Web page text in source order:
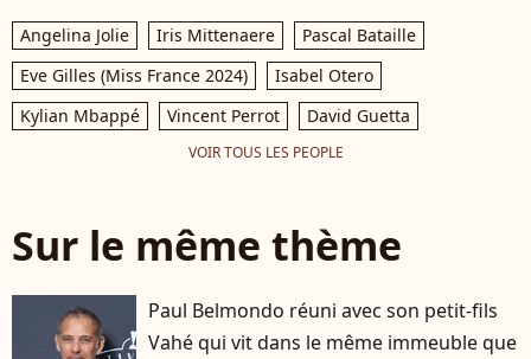
Angelina Jolie Iris Mittenaere
Pascal Bataille
Eve Gilles (Miss France 2024)
Isabel Otero
Kylian Mbappé
Vincent Perrot David Guetta
VOIR TOUS LES PEOPLE
Sur le même thème
Paul Belmondo réuni avec son petit-fils
Vahé qui vit dans le même immeuble que